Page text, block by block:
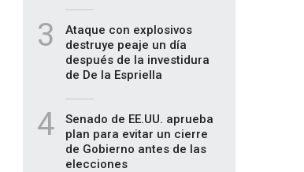
3
Ataque con explosivos
destruye peaje un día
después de la investidura
de De la Espriella
4
Senado de EE.UU. aprueba
plan para evitar un cierre
de Gobierno antes de las
elecciones